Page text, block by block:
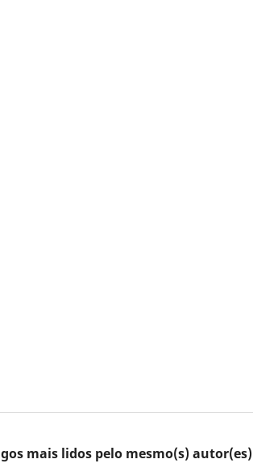
mais lidos pelo mesmo(s) autor(es)